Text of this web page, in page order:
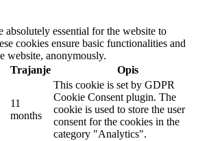
absolutely essential for the website to
cookies ensure basic functionalities and
website, anonymously.
Trajanje Opis
11
months
This cookie is set by GDPR
Cookie Consent plugin. The
cookie is used to store the user
consent for the cookies in the
category "Analytics".